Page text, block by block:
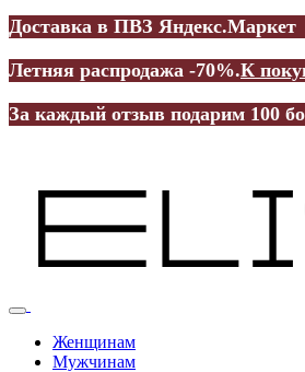
Доставка в ПВЗ Яндекс.Маркет
Летняя распродажа -70%.К
За каждый отзыв подарим 100
Женщинам
Мужчинам